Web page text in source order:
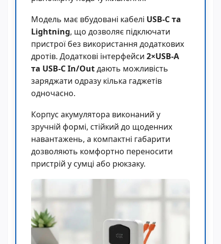
Модель має вбудовані кабелі USB-C та
Lightning, що дозволяє підключати
пристрої без використання додаткових
дротів. Додаткові інтерфейси 2×USB-A
та USB-C In/Outдають можливість
заряджати одразу кілька гаджетів
одночасно.
Корпус акумулятора виконаний у
зручній формі, стійкий до щоденних
навантажень, а компактні габарити
дозволяють комфортно переносити
пристрій у сумці або рюкзаку.